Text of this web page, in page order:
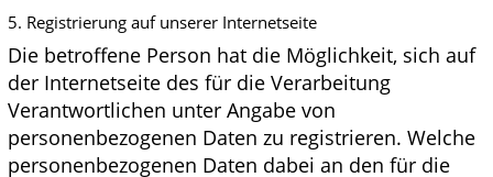
5. Registrierung auf unserer Internetseite
Die betroffene Person hat die Möglichkeit, sich auf
der Internetseite des für die Verarbeitung
Verantwortlichen unter Angabe von
personenbezogenen Daten zu registrieren. Welche
personenbezogenen Daten dabei an den für die